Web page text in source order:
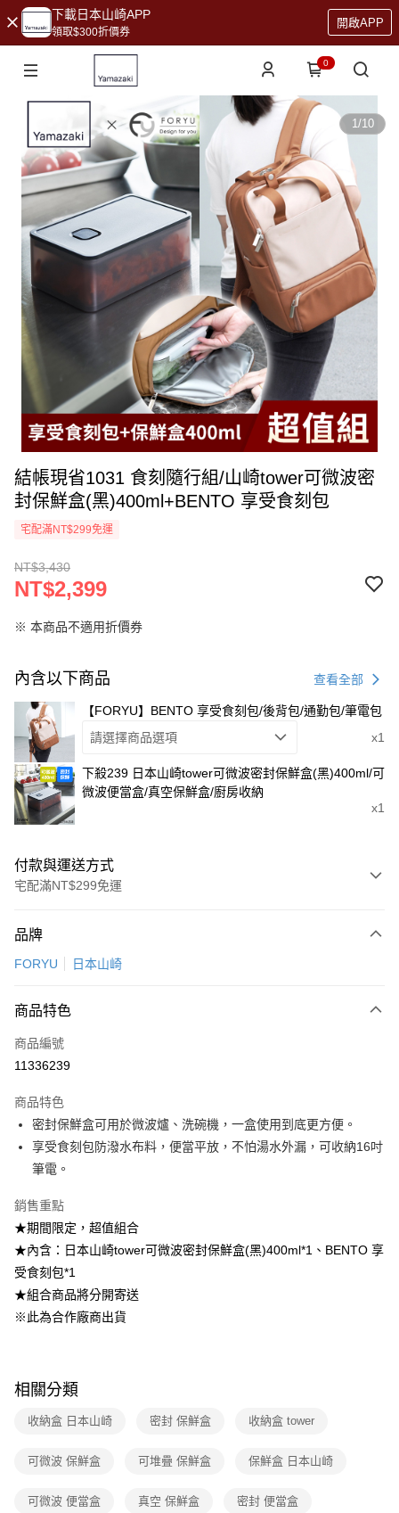
下載日本山崎APP
領取$300折價券
開啟APP
0
1/10
結帳現省1031 食刻隨行組/山崎tower可微波密
封保鮮盒(黑)400ml+BENTO 享受食刻包
宅配滿NT$299免運
NT$3,430
NT$2,399
※ 本商品不適用折價券
內含以下商品 查看全部
【FORYU】BENTO 享受食刻包/後背包/通勤包/筆電包
請選擇商品選項
x1
下殺239 日本山崎tower可微波密封保鮮盒(黑)400ml/可
微波便當盒/真空保鮮盒/廚房收納
x1
付款與運送方式
宅配滿NT$299免運
信用卡一次付款
Apple Pay
悠遊付
全盈+PAY
大哥付你分期
相關說明
1.本服務由台灣大哥大提供，台灣大哥大用戶可立即使用無須另外申請。
流程，驗證手機門號後，選擇欲分期的期數、繳款截止日，確認付款後即完
成交易。
3.實際核准額度、可分期數及費用金額請依後續交易確認頁面所載為準。
4.訂單成立30分鐘內，如未前往確認交易或遇審核未通過，訂單將自動取
消。如遇「轉專審核」未通過狀況，表示未達大哥付你分期系統評分，恕無
法說明評估內容。
帳／街口支付／iPASS MONEY」等通路繳費。
【注意事項】
用戶於交易時，得透過本服務購買商品或服務，並由商店將買賣／分期付款
資料（包含姓名、電話或地址）提供予台灣大哥大進項蒐集、處理及利用，
ATM付款
運送方式
宅配【父親節大回饋】限時$299免運
每筆NT$150，滿NT$299(含以上)免運費
品牌
FORYU 日本山崎
商品特色
商品編號
11336239
商品特色
密封保鮮盒可用於微波爐、洗碗機，一盒使用到底更方便。
享受食刻包防潑水布料，便當平放，不怕湯水外漏，可收納16吋
筆電。
銷售重點
★期間限定，超值組合
★內含：日本山崎tower可微波密封保鮮盒(黑)400ml*1、BENTO 享
受食刻包*1
★組合商品將分開寄送
※此為合作廠商出貨
相關分類
收納盒 日本山崎 密封 保鮮盒 收納盒 tower
可微波 保鮮盒 可堆疊 保鮮盒 保鮮盒 日本山崎
可微波 便當盒 真空 保鮮盒 密封 便當盒